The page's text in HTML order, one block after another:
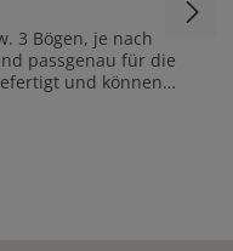
3 Bögen, je nach
passgenau für die
und können
sicher und stabil
Bögen dienen als